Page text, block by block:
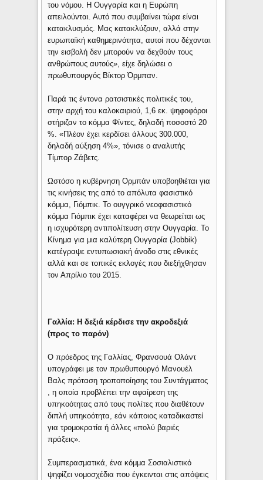
του νόμου. Η Ουγγαρία και η Ευρώπη
απειλούνται. Αυτό που συμβαίνει τώρα είναι
κατακλυσμός. Μας κατακλύζουν, αλλά στην
ευρωπαϊκή καθημερινότητα, αυτοί που δέχονται
την εισβολή δεν μπορούν να δεχθούν τους
ανθρώπους αυτούς», είχε δηλώσει ο
πρωθυπουργός Βίκτορ Όρμπαν.
Παρά τις έντονα ρατσιστικές πολιτικές του,
στην αρχή του καλοκαιριού, 1,6 εκ. ψηφοφόροι
στήριζαν το κόμμα Φίντες, δηλαδή ποσοστό 20
%. «Πλέον έχει κερδίσει άλλους 300.000,
δηλαδή αύξηση 4%», τόνισε ο αναλυτής
Τίμπορ Ζάβετς.
Ωστόσο η κυβέρνηση Ορμπάν υποβοηθιέται για
τις κινήσεις της από το απόλυτα φασιστικό
κόμμα, Γιόμπικ. Το ουγγρικό νεοφασιστικό
κόμμα Γιόμπικ έχει καταφέρει να θεωρείται ως
η ισχυρότερη αντιπολίτευση στην Ουγγαρία. Το
Κίνημα για μια καλύτερη Ουγγαρία (Jobbik)
κατέγραψε εντυπωσιακή άνοδο στις εθνικές
αλλά και σε τοπικές εκλογές που διεξήχθησαν
τον Απρίλιο του 2015.
Γαλλία: Η δεξιά κέρδισε την ακροδεξιά
(προς το παρόν)
Ο πρόεδρος της Γαλλίας, Φρανσουά Ολάντ
υπογράφει με τον πρωθυπουργό Μανουέλ
Βαλς πρόταση τροποποίησης του Συντάγματος
, η οποία προβλέπει την αφαίρεση της
υπηκοότητας από τους πολίτες που διαθέτουν
διπλή υπηκοότητα, εάν κάποιος καταδικαστεί
για τρομοκρατία ή άλλες «πολύ βαριές
πράξεις».
Συμπερασματικά, ένα κόμμα Σοσιαλιστικό
ψηφίζει νομοσχέδια που έγκεινται στις απόψεις